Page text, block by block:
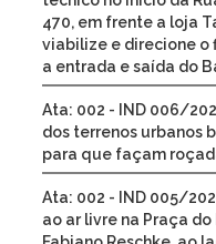
470, em frente a loja
viabilize e direcione
a entrada e saída do
Ata: 002 - IND 006/
dos terrenos urbanos
para que façam
Ata: 002 - IND 005/
ao ar livre na Praça